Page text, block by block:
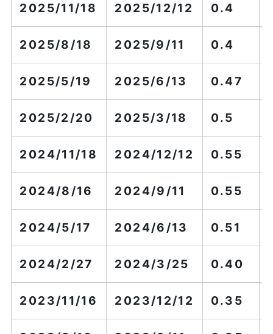
2025/11/18 2025/12/12 0.4
2025/8/18 2025/9/11 0.4
2025/5/19 2025/6/13 0.47
2025/2/20 2025/3/18 0.5
2024/11/18 2024/12/12 0.55
2024/8/16 2024/9/11 0.55
2024/5/17 2024/6/13 0.51
2024/2/27 2024/3/25 0.40
2023/11/16 2023/12/12 0.35